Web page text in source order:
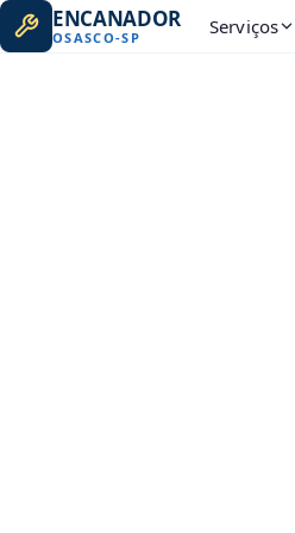
ENCANADOR
OSASCO-SP Serviços